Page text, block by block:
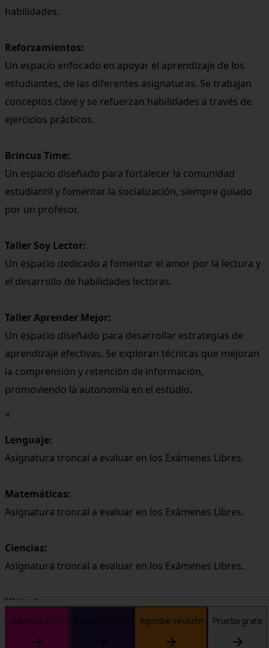
Matrícula 2027 Agendar reunión Prueba gratis
habilidades.
Reforzamientos:
Un espacio enfocado en apoyar el aprendizaje de los
estudiantes, de las diferentes asignaturas. Se trabajan
conceptos clave y se refuerzan habilidades a través de
ejercicios prácticos.
Brincus Time:
Un espacio diseñado para fortalecer la comunidad
estudiantil y fomentar la socialización, siempre guiado
por un profesor.
Taller Soy Lector:
Un espacio dedicado a fomentar el amor por la lectura y
el desarrollo de habilidades lectoras.
Taller Aprender Mejor:
Un espacio diseñado para desarrollar estrategias de
aprendizaje efectivas. Se exploran técnicas que mejoran
la comprensión y retención de información,
promoviendo la autonomía en el estudio.
×
Lenguaje:
Asignatura troncal a evaluar en los Exámenes Libres.
Matemáticas:
Asignatura troncal a evaluar en los Exámenes Libres.
Ciencias:
Asignatura troncal a evaluar en los Exámenes Libres.
Historia:
Asignatura troncal a evaluar en los Exámenes Libres.